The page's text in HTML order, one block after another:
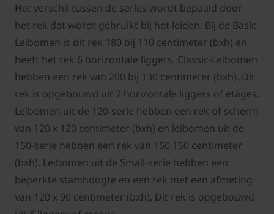
Het verschil tussen de series wordt bepaald door
het rek dat wordt gebruikt bij het leiden. Bij de Basic-
Leibomen is dit rek 180 bij 110 centimeter (bxh) en
heeft het rek 6 horizontale liggers. Classic-Leibomen
hebben een rek van 200 bij 130 centimeter (bxh). Dit
rek is opgebouwd uit 7 horizontale liggers of etages.
Leibomen uit de 120-serie hebben een rek of scherm
van 120 x 120 centimeter (bxh) en leibomen uit de
150-serie hebben een rek van 150 150 centimeter
(bxh). Leibomen uit de Small-serie hebben een
beperkte stamhoogte en een rek met een afmeting
van 120 x 90 centimeter (bxh). Dit rek is opgebouwd